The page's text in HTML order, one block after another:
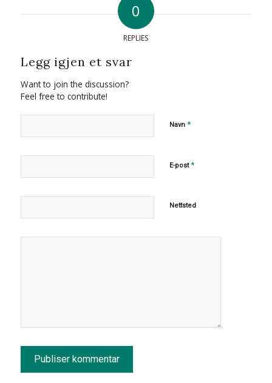
0
REPLIES
Legg igjen et svar
Want to join the discussion?
Feel free to contribute!
Navn *
E-post*
Nettsted